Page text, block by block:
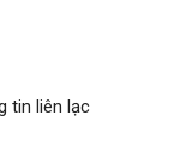
tin liên lạc